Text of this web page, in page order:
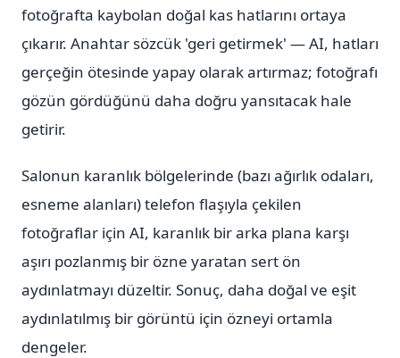
fotoğrafta kaybolan doğal kas hatlarını ortaya
çıkarır. Anahtar sözcük 'geri getirmek' — AI, hatları
gerçeğin ötesinde yapay olarak artırmaz; fotoğrafı
gözün gördüğünü daha doğru yansıtacak hale
getirir.
Salonun karanlık bölgelerinde (bazı ağırlık odaları,
esneme alanları) telefon flaşıyla çekilen
fotoğraflar için AI, karanlık bir arka plana karşı
aşırı pozlanmış bir özne yaratan sert ön
aydınlatmayı düzeltir. Sonuç, daha doğal ve eşit
aydınlatılmış bir görüntü için özneyi ortamla
dengeler.